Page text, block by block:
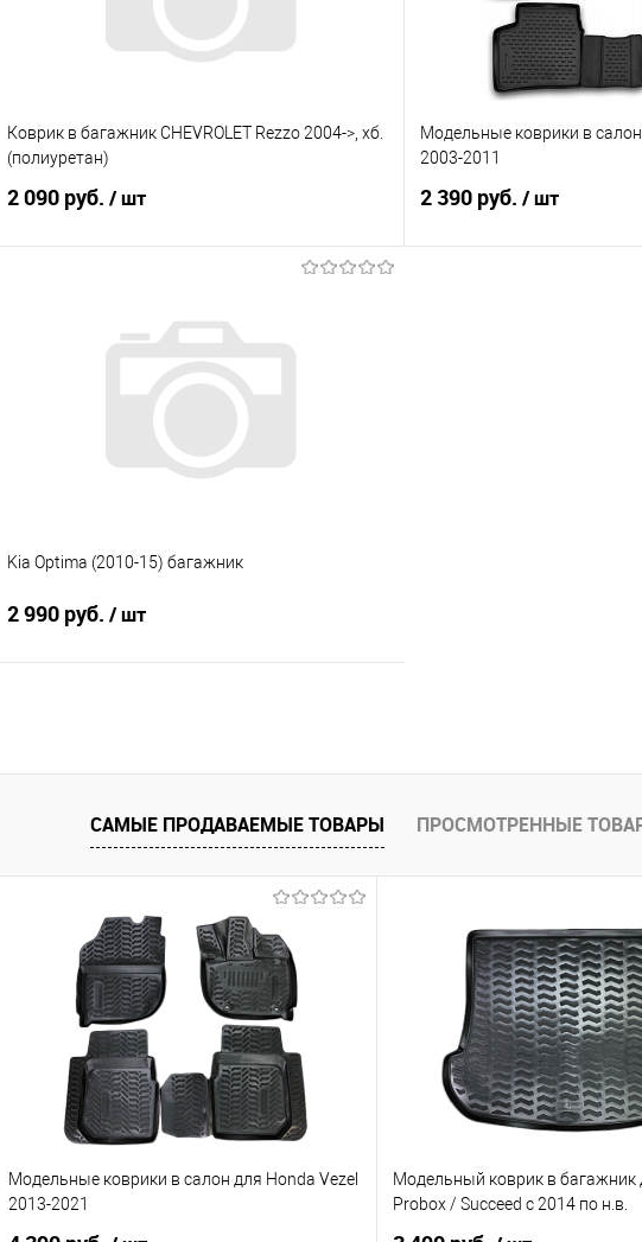
Коврик в багажник CHEVROLET Rezzo 2004->, хб.
(полиуретан)
2 090 руб. / шт
Купить в 1 клик
Сравнение
Под заказ
Модельные коврики в
2003-2011
2 390 руб. / шт
Kia Optima (2010-15) багажник
2 990 руб. / шт
Купить в 1 клик
Сравнение
В избранное
Под заказ
САМЫЕ ПРОДАВАЕМЫЕ ТОВАРЫ ПРОСМОТРЕННЫЕ
Модельные коврики в салон для Honda Vezel
2013-2021
Модельный коврик в багажник
Probox / Succeed с 2014 по н.в.